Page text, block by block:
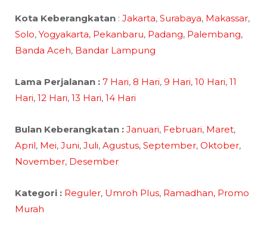
Kota Keberangkatan : Jakarta, Surabaya, Makassar,
Solo, Yogyakarta, Pekanbaru, Padang, Palembang,
Banda Aceh, Bandar Lampung
Lama Perjalanan : 7 Hari, 8 Hari, 9 Hari, 10 Hari, 11
Hari, 12 Hari, 13 Hari, 14 Hari
Bulan Keberangkatan : Januari, Februari, Maret,
April, Mei, Juni, Juli, Agustus, September, Oktober,
November, Desember
Kategori : Reguler, Umroh Plus, Ramadhan, Promo
Murah